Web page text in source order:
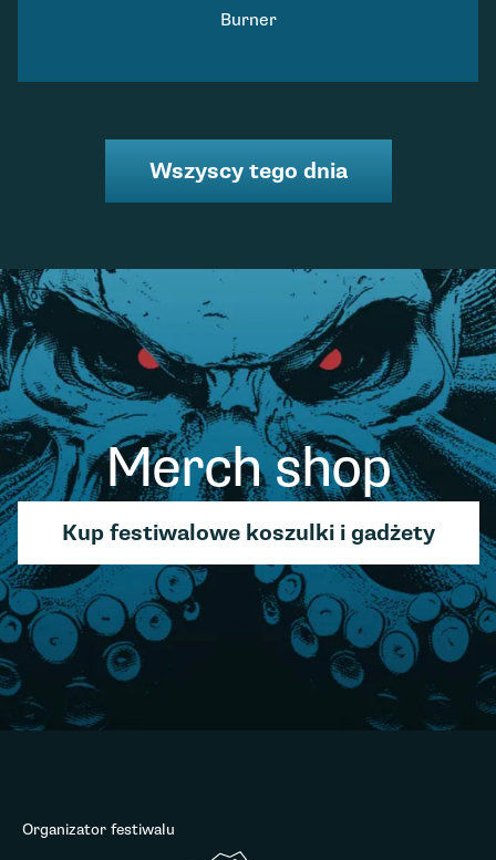
Burner
Wszyscy tego dnia
Merch shop
Kup festiwalowe koszulki i gadżety
Organizator festiwalu